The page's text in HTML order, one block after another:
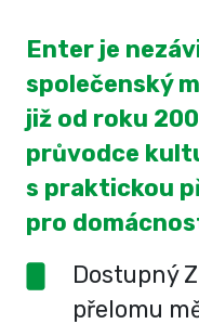
Enter je
společenský
již od roku
průvodce
s praktickou
pro
Dostupný
přelomu